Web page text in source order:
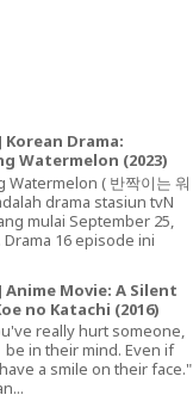
Korean Drama:
Watermelon (2023)
Watermelon ( 반짝이는 워
drama stasiun tvN
mulai September 25,
Drama 16 episode ini
Anime Movie: A Silent
no Katachi (2016)
really hurt someone,
in their mind. Even if
a smile on their face."